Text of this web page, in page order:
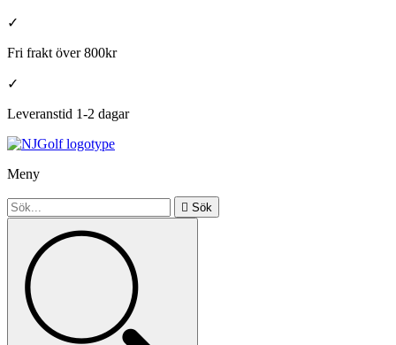
✓
Fri frakt över 800kr
✓
Leveranstid 1-2 dagar
Meny
 Sök